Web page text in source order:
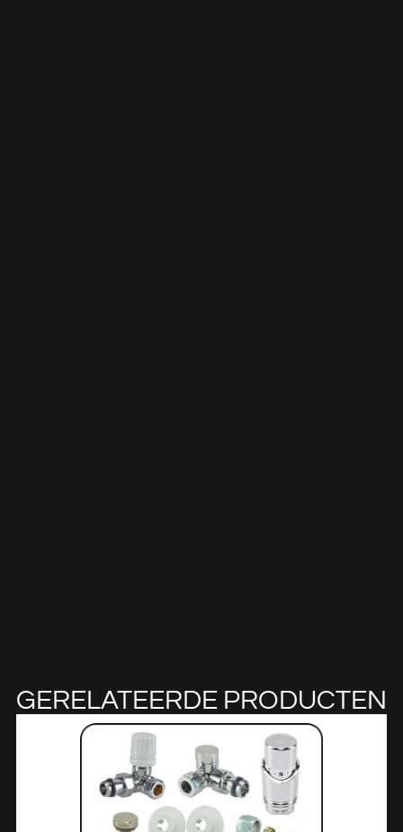
GERELATEERDE PRODUCTEN